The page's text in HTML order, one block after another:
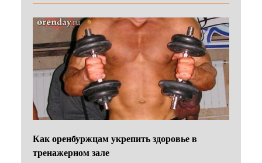
Как оренбуржцам укрепить здоровье в
тренажерном зале